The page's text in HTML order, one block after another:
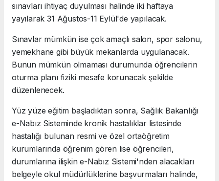
sınavları ihtiyaç duyulması halinde iki haftaya
yayılarak 31 Ağustos-11 Eylül'de yapılacak.
Sınavlar mümkün ise çok amaçlı salon, spor salonu,
yemekhane gibi büyük mekanlarda uygulanacak.
Bunun mümkün olmaması durumunda öğrencilerin
oturma planı fiziki mesafe korunacak şekilde
düzenlenecek.
Yüz yüze eğitim başladıktan sonra, Sağlık Bakanlığı
e-Nabız Sisteminde kronik hastalıklar listesinde
hastalığı bulunan resmi ve özel ortaöğretim
kurumlarında öğrenim gören lise öğrencileri,
durumlarına ilişkin e-Nabız Sistemi'nden alacakları
belgeyle okul müdürlüklerine başvurmaları halinde,